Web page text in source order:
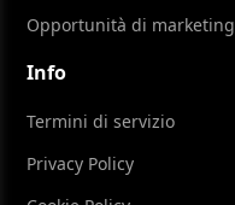
Opportunità di marketing
Info
Termini di servizio
Privacy Policy